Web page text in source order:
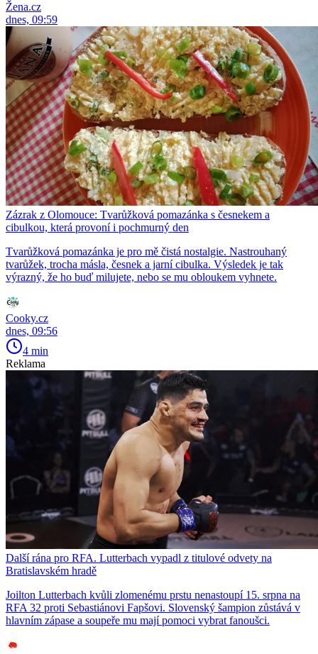
Žena.cz
dnes, 09:59
Zázrak z Olomouce: Tvarůžková pomazánka s česnekem a
cibulkou, která provoní i pochmurný den
Tvarůžková pomazánka je pro mě čistá nostalgie. Nastrouhaný
tvarůžek, trocha másla, česnek a jarní cibulka. Výsledek je tak
výrazný, že ho buď milujete, nebo se mu obloukem vyhnete.
Cooky.cz
dnes, 09:56
4 min
Reklama
Další rána pro RFA. Lutterbach vypadl z titulové odvety na
Bratislavském hradě
Joilton Lutterbach kvůli zlomenému prstu nenastoupí 15. srpna na
RFA 32 proti Sebastiánovi Fapšovi. Slovenský šampion zůstává v
hlavním zápase a soupeře mu mají pomoci vybrat fanoušci.